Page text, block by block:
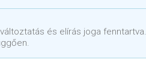
és elírás joga fenntartva.